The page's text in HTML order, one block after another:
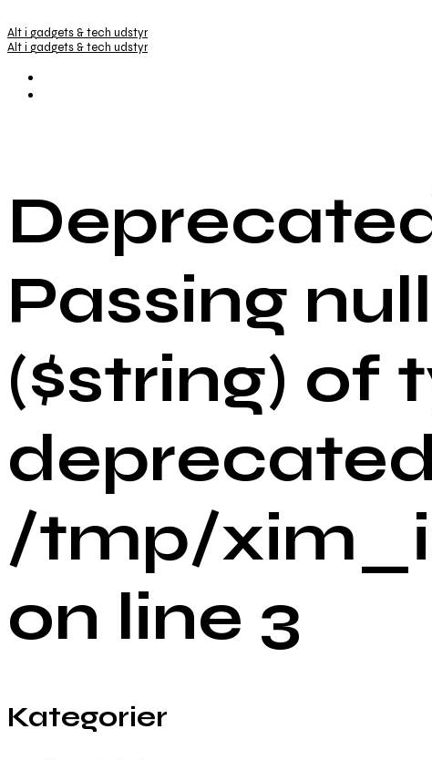
Alt i gadgets & tech udstyr
Alt i gadgets & tech udstyr
Passing
($string) of
/tmp/
on line 3
Kategorier